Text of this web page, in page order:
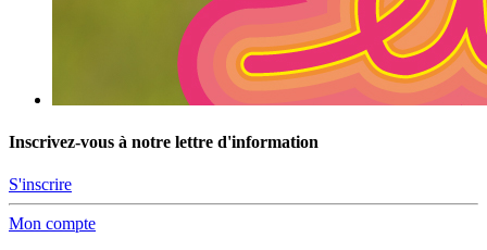
Inscrivez-vous à notre lettre d'information
S'inscrire
Mon compte